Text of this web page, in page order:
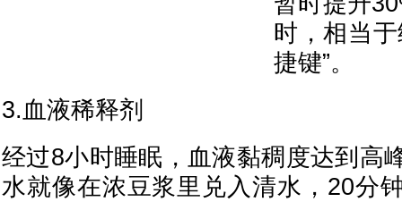
时，相当
捷键”。
3.血液稀释剂
经过8小时睡眠，血液黏稠度达到高
水就像在浓豆浆里兑入清水，20分